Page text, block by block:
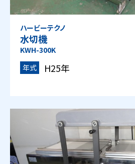
ハービーテクノ
水切機
KWH-300K
年式
H25年